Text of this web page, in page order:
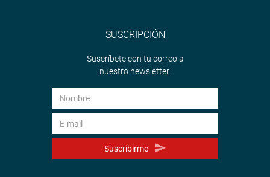
SUSCRIPCIÓN
Suscríbete con tu correo a
nuestro newsletter.
Suscribirme